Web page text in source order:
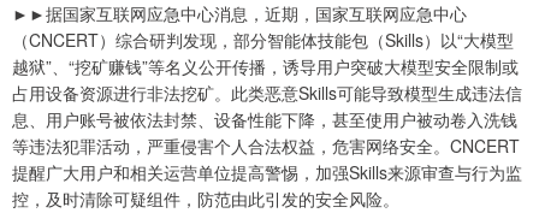
►►据国家互联网应急中心消息，近期，国家互联网应急中心
（CNCERT）综合研判发现，部分智能体技能包（Skills）以“大模型
越狱”、“挖矿赚钱”等名义公开传播，诱导用户突破大模型安全限制或
占用设备资源进行非法挖矿。此类恶意Skills可能导致模型生成违法信
息、用户账号被依法封禁、设备性能下降，甚至使用户被动卷入洗钱
等违法犯罪活动，严重侵害个人合法权益，危害网络安全。CNCERT
提醒广大用户和相关运营单位提高警惕，加强Skills来源审查与行为监
控，及时清除可疑组件，防范由此引发的安全风险。